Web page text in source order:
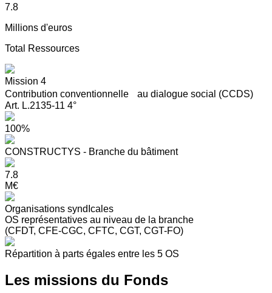
7.8
Millions d'euros
Total Ressources
Mission 4
Contribution conventionnelle au dialogue social (CCDS)
Art. L.2135-11 4°
100%
CONSTRUCTYS - Branche du bâtiment
7.8
M€
Organisations syndIcales
OS représentatives au niveau de la branche
(CFDT, CFE-CGC, CFTC, CGT, CGT-FO)
Répartition à parts égales entre les 5 OS
Les missions du Fonds